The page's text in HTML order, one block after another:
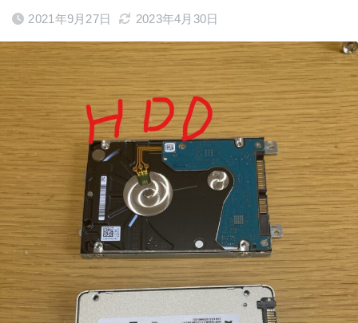
2021年9月27日 2023年4月30日